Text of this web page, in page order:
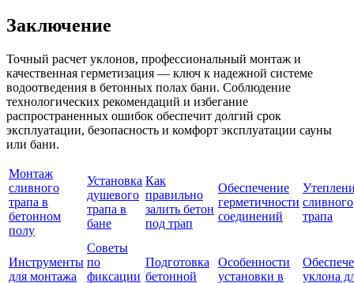
Заключение
Точный расчет уклонов, профессиональный монтаж и
качественная герметизация — ключ к надежной системе
водоотведения в бетонных полах бани. Соблюдение
технологических рекомендаций и избегание
распространенных ошибок обеспечит долгий срок
эксплуатации, безопасность и комфорт эксплуатации сауны
или бани.
Монтаж
сливного
трапа в
бетонном
полу
Установка
душевого
трапа в
бане
Как
правильно
залить бетон
под трап
Обеспечение
герметичности
соединений
сливного
трапа
Инструменты
для монтажа
Советы
по
фиксации
Подготовка
бетонной
Особенности
установки в
уклона